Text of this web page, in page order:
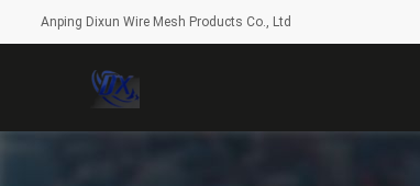
Anping Dixun Wire Mesh Products Co., Ltd